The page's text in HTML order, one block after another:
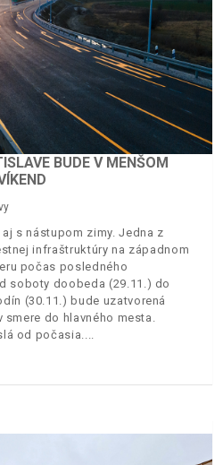
BUDE V MENŠOM
s nástupom zimy. Jedna z
infraštruktúry na západnom
počas posledného
soboty doobeda (29.11.) do
(30.11.) bude uzatvorená
smere do hlavného mesta.
od počasia.